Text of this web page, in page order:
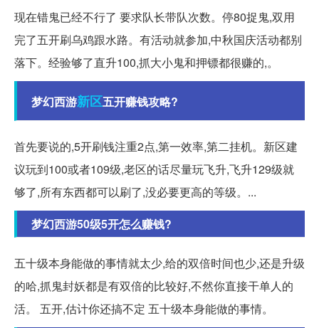
现在错鬼已经不行了 要求队长带队次数。停80捉鬼,双用
完了五开刷乌鸡跟水路。有活动就参加,中秋国庆活动都别
落下。经验够了直升100,抓大小鬼和押镖都很赚的,。
梦幻西游新区五开赚钱攻略?
首先要说的,5开刷钱注重2点,第一效率,第二挂机。新区建
议玩到100或者109级,老区的话尽量玩飞升,飞升129级就
够了,所有东西都可以刷了,没必要更高的等级。...
梦幻西游50级5开怎么赚钱?
五十级本身能做的事情就太少,给的双倍时间也少,还是升级
的哈,抓鬼封妖都是有双倍的比较好,不然你直接干单人的
活。 五开,估计你还搞不定 五十级本身能做的事情。